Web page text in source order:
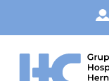
contenido